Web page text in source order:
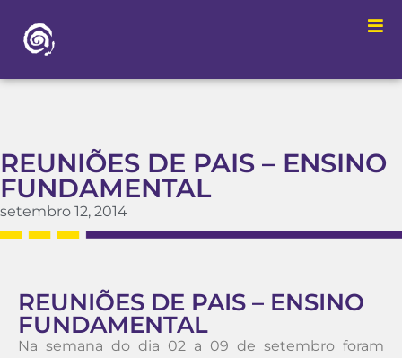
REUNIÕES DE PAIS – ENSINO
FUNDAMENTAL
setembro 12, 2014
REUNIÕES DE PAIS – ENSINO
FUNDAMENTAL
Na semana do dia 02 a 09 de setembro foram